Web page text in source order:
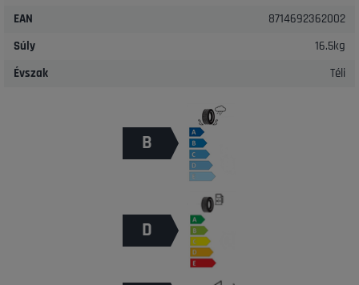
EAN
8714692362002
Súly
16.5kg
Évszak
Téli
B
D